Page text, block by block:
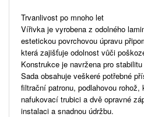
Trvanlivost po mnoho let
Vířivka je vyrobena z odolného
estetickou povrchovou úpravu
která zajišťuje odolnost vůči
Konstrukce je navržena pro
Sada obsahuje veškeré potřebné
filtrační patronu, podlahovou
nafukovací trubici a dvě opravné
instalaci a snadnou údržbu.